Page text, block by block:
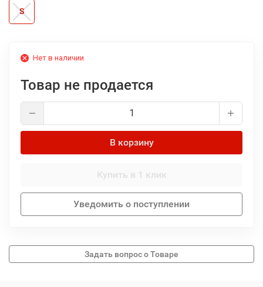
S
Нет в наличии
Товар не продается
В корзину
Купить в 1 клик
Уведомить о поступлении